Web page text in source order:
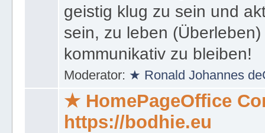
geistig klug zu sein und
sein, zu leben
kommunikativ zu bleiben!
Moderator: ★ Ronald Johannes
★ HomePageOffice
https://bodhie.eu